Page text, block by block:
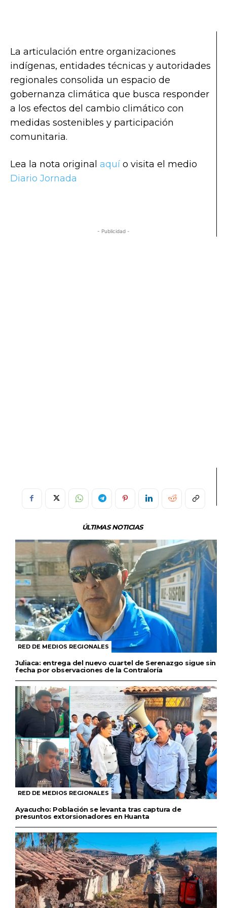
La articulación entre organizaciones
indígenas, entidades técnicas y autoridades
regionales consolida un espacio de
gobernanza climática que busca responder
a los efectos del cambio climático con
medidas sostenibles y participación
comunitaria.
Lea la nota original aquí o visita el medio
Diario Jornada
- Publicidad -
ÚLTIMAS NOTICIAS
RED DE MEDIOS REGIONALES
Juliaca: entrega del nuevo cuartel de Serenazgo sigue sin
fecha por observaciones de la Contraloría
RED DE MEDIOS REGIONALES
Ayacucho: Población se levanta tras captura de
presuntos extorsionadores en Huanta